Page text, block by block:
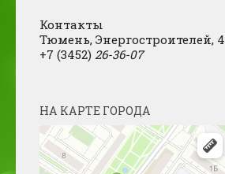
Контакты
Тюмень, Энергостроителей, 4
+7 (3452) 26-36-07
НА КАРТЕ ГОРОДА